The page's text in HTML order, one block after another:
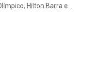
Hilton Barra e...